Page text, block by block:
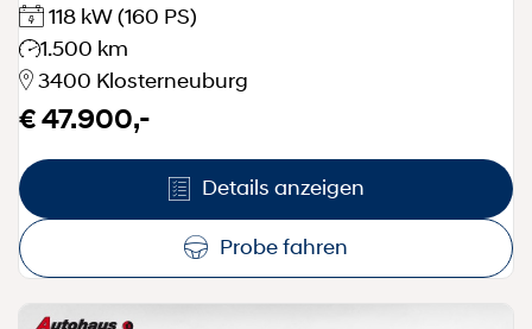
118 kW(160 PS)
1.500 km
3400 Klosterneuburg
€ 47.900,-
Details anzeigen
Probe fahren